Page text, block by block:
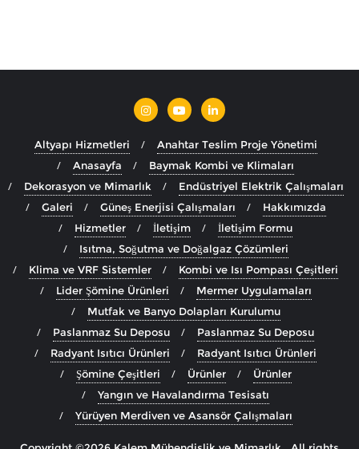
Altyapı Hizmetleri
Anahtar Teslim Proje Yönetimi
Anasayfa
Baymak Kombi ve Klimaları
Dekorasyon ve Mimarlık
Endüstriyel Elektrik Çalışmaları
Galeri
Güneş Enerjisi Çalışmaları
Hakkımızda
Hizmetler
İletişim
İletişim Formu
Isıtma, Soğutma ve Doğalgaz Çözümleri
Klima ve VRF Sistemler
Kombi ve Isı Pompası Çeşitleri
Lider Şömine Ürünleri
Mermer Uygulamaları
Mutfak ve Banyo Dolapları Kurulumu
Paslanmaz Su Deposu
Paslanmaz Su Deposu
Radyant Isıtıcı Ürünleri
Radyant Isıtıcı Ürünleri
Şömine Çeşitleri
Ürünler
Ürünler
Yangın ve Havalandırma Tesisatı
Yürüyen Merdiven ve Asansör Çalışmaları